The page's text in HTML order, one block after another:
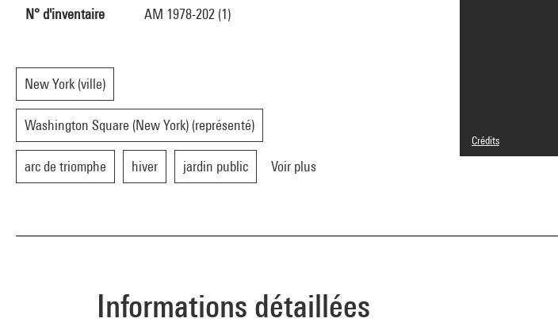
N° d'inventaire AM 1978-202 (1)
New York (ville)
Washington Square (New York) (représenté)
arc de triomphe hiver jardin public Voir plus
Crédits
© RMN-Grand Palais
Informations détaillées